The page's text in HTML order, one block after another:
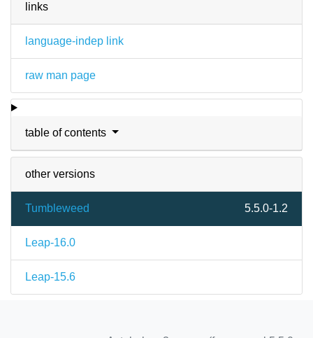
links
language-indep link
raw man page
table of contents
other versions
Tumbleweed 5.5.0-1.2
Leap-16.0
Leap-15.6